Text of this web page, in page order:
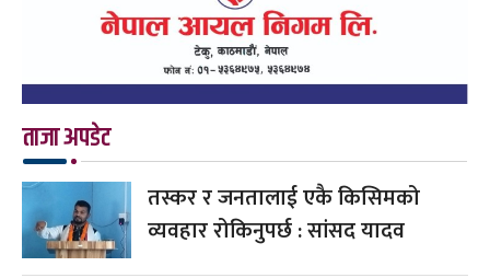
ताजा अपडेट
तस्कर र जनतालाई एकै किसिमको
व्यवहार रोकिनुपर्छ : सांसद यादव